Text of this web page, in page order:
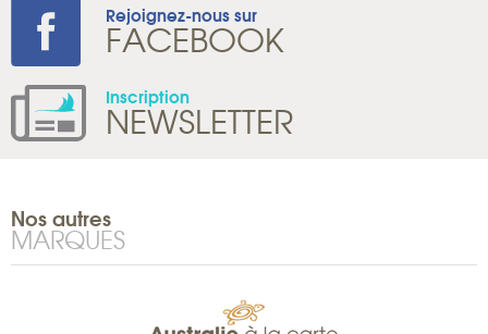
Rejoignez-nous sur
FACEBOOK
Inscription
NEWSLETTER
Nos autres
MARQUES